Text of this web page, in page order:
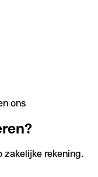
ons
zakelijke rekening.